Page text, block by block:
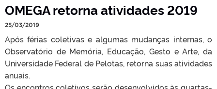
OMEGA retorna atividades 2019
25/03/2019
Após férias coletivas e algumas mudanças internas, o
Observatório de Memória, Educação, Gesto e Arte, da
Universidade Federal de Pelotas, retorna suas atividades
anuais.
Os encontros coletivos serão desenvolvidos às quartas-